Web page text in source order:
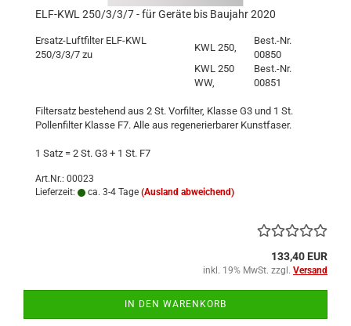
ELF-KWL 250/3/3/7 - für Geräte bis Baujahr 2020
Ersatz-Luftfilter ELF-KWL
250/3/3/7 zu
KWL 250,
Best.-Nr.
00850
KWL 250
WW,
Best.-Nr.
00851
Filtersatz bestehend aus 2 St. Vorfilter, Klasse G3 und 1 St.
Pollenfilter Klasse F7. Alle aus regenerierbarer Kunstfaser.
1 Satz = 2 St. G3 + 1 St. F7
Art.Nr.: 00023
Lieferzeit:
ca. 3-4 Tage (Ausland abweichend)
133,40 EUR
inkl. 19% MwSt. zzgl. Versand
IN DEN WARENKORB